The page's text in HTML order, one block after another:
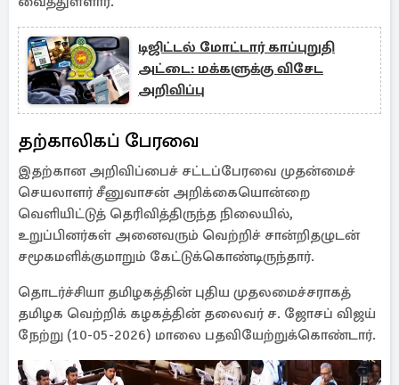
டிஜிட்டல் மோட்டார் காப்புறுதி
அட்டை: மக்களுக்கு விசேட
அறிவிப்பு
தற்காலிகப் பேரவை
இதற்கான அறிவிப்பைச் சட்டப்பேரவை முதன்மைச்
செயலாளர் சீனுவாசன் அறிக்கையொன்றை
வெளியிட்டுத் தெரிவித்திருந்த நிலையில்,
உறுப்பினர்கள் அனைவரும் வெற்றிச் சான்றிதழுடன்
சமூகமளிக்குமாறும் கேட்டுக்கொண்டிருந்தார்.
தொடர்ச்சியா தமிழகத்தின் புதிய முதலமைச்சராகத்
தமிழக வெற்றிக் கழகத்தின் தலைவர் ச. ஜோசப் விஜய்
நேற்று (10-05-2026) மாலை பதவியேற்றுக்கொண்டார்.